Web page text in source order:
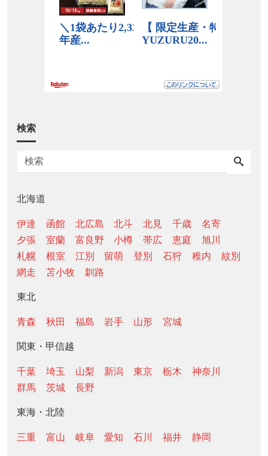
検索
北海道
伊達 函館 北広島 北斗 北見 千歳
名寄
夕張
室蘭 富良野 小樽 帯広 恵庭
旭川
札幌
根室 江別 留萌 登別 石狩 稚内
紋別
網走
苫小牧 釧路
東北
青森 秋田 福島 岩手 山形 宮城
関東・甲信越
千葉 埼玉 山梨 新潟 東京 栃木
神奈川
群馬
茨城 長野
東海・北陸
三重 富山 岐阜 愛知 石川 福井 静岡